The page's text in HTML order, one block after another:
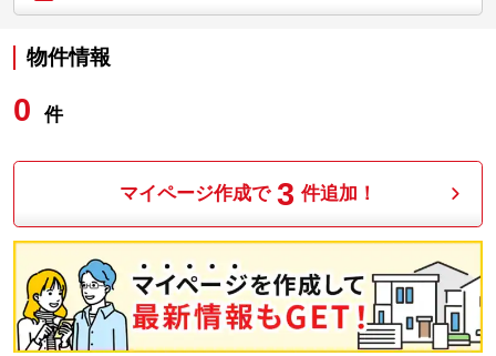
物件情報
0 件
マイページ作成で 3 件追加！